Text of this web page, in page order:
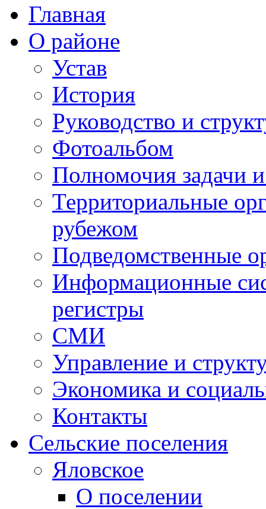
Главная
О районе
Устав
История
Руководство и
Фотоальбом
Полномочия задачи
Территориальные
рубежом
Подведомственные
Информационные
регистры
СМИ
Управление и
Экономика и
Контакты
Сельские поселения
Яловское
О поселении